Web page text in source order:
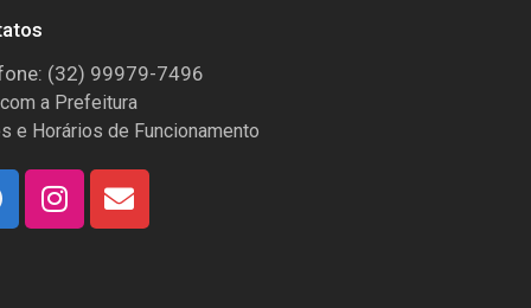
(32) 99979-7496
a Prefeitura
e Horários de Funcionamento